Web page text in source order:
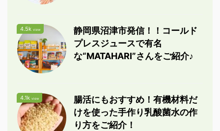
4.5k view
静岡県沼津市発信！！コールド
プレスジュースで有名
な“MATAHARI”さんをご紹介♪
4.1k view
腸活にもおすすめ！有機材料だ
けを使った手作り乳酸菌水の作
り方をご紹介！